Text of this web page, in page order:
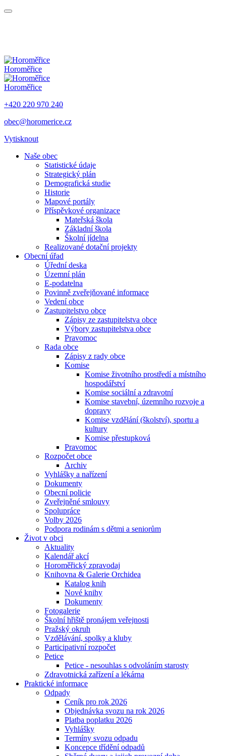
Horoměřice
Horoměřice
+420 220 970 240
obec@horomerice.cz
Vytisknout
Naše obec
Statistické údaje
Strategický plán
Demografická studie
Historie
Mapové portály
Příspěvkové organizace
Mateřská škola
Základní škola
Školní jídelna
Realizované dotační projekty
Obecní úřad
Úřední deska
Územní plán
E-podatelna
Povinně zveřejňované informace
Vedení obce
Zastupitelstvo obce
Zápisy ze zastupitelstva obce
Výbory zastupitelstva obce
Pravomoc
Rada obce
Zápisy z rady obce
Komise
Komise životního prostředí a místního
hospodářství
Komise sociální a zdravotní
Komise stavební, územního rozvoje a
dopravy
Komise vzdělání (školství), sportu a
kultury
Komise přestupková
Pravomoc
Rozpočet obce
Archiv
Vyhlášky a nařízení
Dokumenty
Obecní policie
Zveřejněné smlouvy
Spolupráce
Volby 2026
Podpora rodinám s dětmi a seniorům
Život v obci
Aktuality
Kalendář akcí
Horoměřický zpravodaj
Knihovna & Galerie Orchidea
Katalog knih
Nové knihy
Dokumenty
Fotogalerie
Školní hřiště pronájem veřejnosti
Pražský okruh
Vzdělávání, spolky a kluby
Participativní rozpočet
Petice
Petice - nesouhlas s odvoláním starosty
Zdravotnická zařízení a lékárna
Praktické informace
Odpady
Ceník pro rok 2026
Objednávka svozu na rok 2026
Platba poplatku 2026
Vyhlášky
Termíny svozu odpadu
Koncepce třídění odpadů